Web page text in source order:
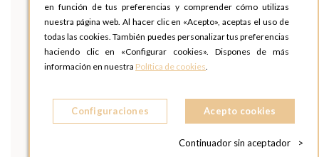
en función de tus preferencias y comprender cómo utilizas
nuestra página web. Al hacer clic en «Acepto», aceptas el uso de
todas las cookies. También puedes personalizar tus preferencias
haciendo clic en «Configurar cookies». Dispones de más
información en nuestra Política de cookies.
Configuraciones Acepto cookies
Continuador sin aceptador >